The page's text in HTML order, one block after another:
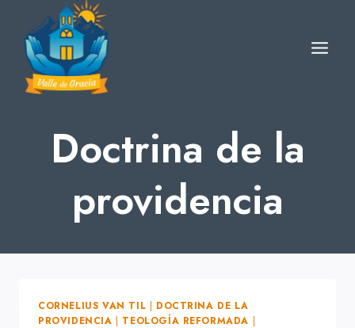
content
Doctrina de la
providencia
CORNELIUS VAN TIL | DOCTRINA DE LA
PROVIDENCIA | TEOLOGÍA REFORMADA |